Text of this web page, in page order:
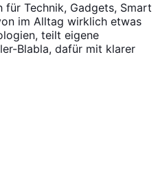
Technik, Gadgets, Smart
im Alltag wirklich etwas
teilt eigene
Blabla, dafür mit klarer